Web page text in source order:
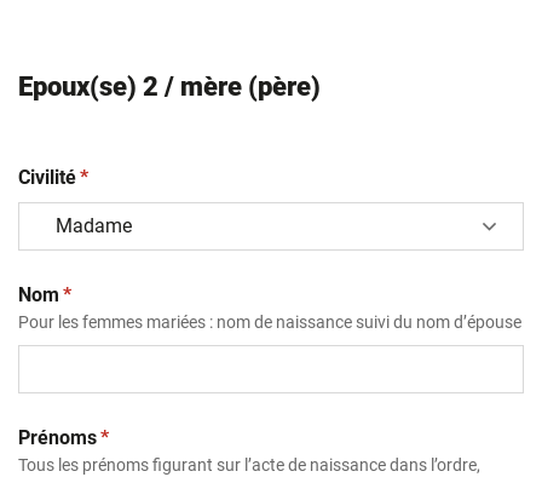
Epoux(se) 2 / mère (père)
Civilité(obligatoire)
*
Nom (obligatoire)
*
Pour les femmes mariées : nom de naissance suivi du nom d’épouse
Prénoms(obligatoire)
*
Tous les prénoms figurant sur l’acte de naissance dans l’ordre,